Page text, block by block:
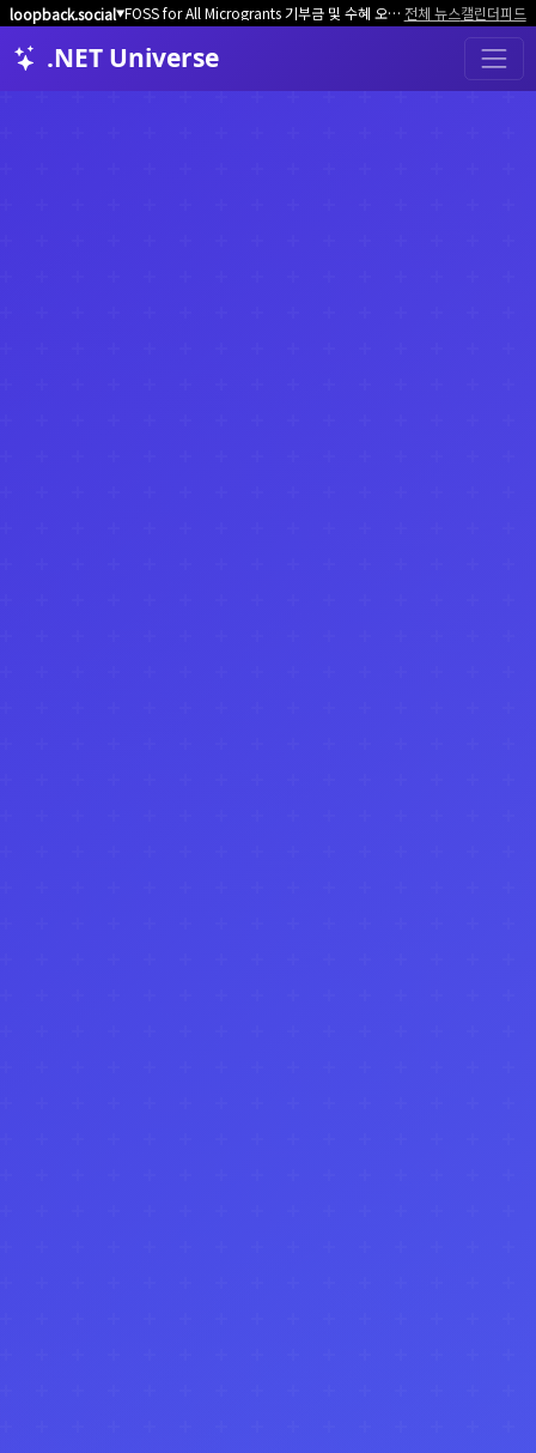
loopback.social▼ FOSS for All Microgrants 기부금 및 수혜 오픈소스 프로젝트/커뮤니티 모집 전체 뉴스캘린더피드
.NET Universe